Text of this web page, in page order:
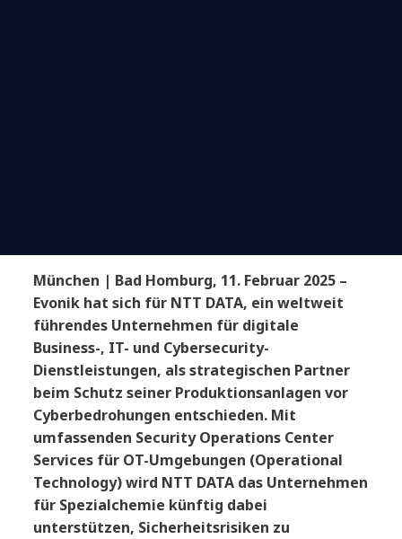
München | Bad Homburg, 11. Februar 2025 –
Evonik hat sich für NTT DATA, ein weltweit
führendes Unternehmen für digitale
Business-, IT- und Cybersecurity-
Dienstleistungen, als strategischen Partner
beim Schutz seiner Produktionsanlagen vor
Cyberbedrohungen entschieden. Mit
umfassenden Security Operations Center
Services für OT-Umgebungen (Operational
Technology) wird NTT DATA das Unternehmen
für Spezialchemie künftig dabei
unterstützen, Sicherheitsrisiken zu